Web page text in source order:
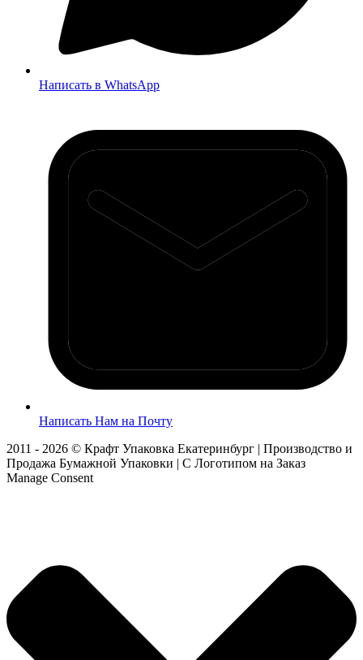
Написать в WhatsApp
Написать Нам на Почту
2011 - 2026 © Крафт Упаковка Екатеринбург | Производство и
Продажа Бумажной Упаковки | С Логотипом на Заказ
Manage Consent